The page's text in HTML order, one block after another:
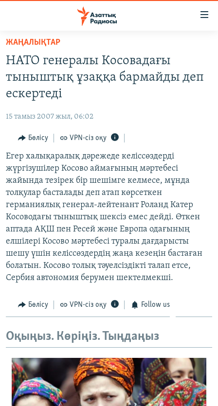
Skip
main
content
main
Search
АДАМ ҚҰҚЫҚТАРЫ
ӘЛЕУМЕТ
ӘЛЕМ
АРНАЙЫ ЖОБАЛАР
Русский
ЖАЗЫЛЫҢЫЗ
Басқа тілдерде
ЖАҢАЛЫҚТАР
НАТО генералы Косовадағы
тыныштық ұзаққа бармайды деп
ескертеді
15 тамыз 2007 жыл, 06:02
Бөлісу VPN-сіз оқу
Егер халықаралық дәрежеде келіссөздерді
жүргізушілер Косово аймағының мәртебесі
жайында тезірек бір шешімге келмесе, мұнда
толқулар басталады деп атап көрсеткен
германиялық генерал-лейтенант Роланд Катер
Косоводағы тыныштық шексіз емес дейді. Өткен
аптада АҚШ пен Ресей және Европа одағының
елшілері Косово мәртебесі туралы дағдарысты
шешу үшін келіссөздердің жаңа кезеңін бастаған
болатын. Косово толық тәуелсіздікті талап етсе,
Сербия автономия берумен шектелмекші.
Бөлісу VPN-сіз оқу Follow us
Оқыңыз. Көріңіз. Тыңдаңыз